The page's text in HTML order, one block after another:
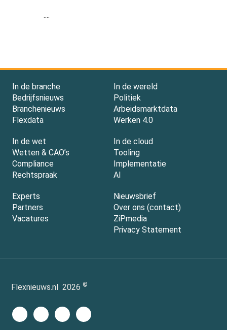
....
In de branche
Bedrijfsnieuws
Branchenieuws
Flexdata
In de wereld
Politiek
Arbeidsmarktdata
Werken 4.0
In de wet
Wetten & CAO’s
Compliance
Rechtspraak
In de cloud
Tooling
Implementatie
AI
Experts
Partners
Vacatures
Nieuwsbrief
Over ons (contact)
ZiPmedia
Privacy Statement
Flexnieuws.nl 2026 ©